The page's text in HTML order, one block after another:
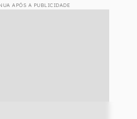
APÓS A PUBLICIDADE